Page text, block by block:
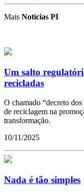
Mais Notícias PI
Um salto
recicladas
O chamado “decreto dos
de reciclagem na
transformação.
10/11/2025
Nada é tão simples